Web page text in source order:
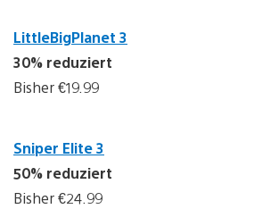
LittleBigPlanet 3
30% reduziert
Bisher €19.99
Sniper Elite 3
50% reduziert
Bisher €24.99